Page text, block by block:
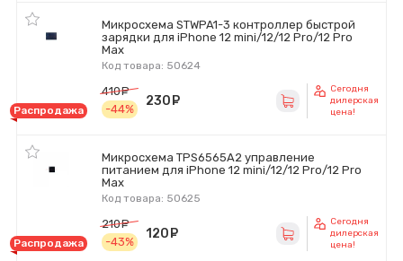
Микросхема STWPA1-3 контроллер быстрой
зарядки для iPhone 12 mini/12/12 Pro/12 Pro
Max
Код товара: 50624
Распродажа
410
руб.
-44%
230
Сегодня
дилерская
цена!
Микросхема TPS6565A2 управление
питанием для iPhone 12 mini/12/12 Pro/12 Pro
Max
Код товара: 50625
Распродажа
210
руб.
-43%
120
Сегодня
дилерская
цена!